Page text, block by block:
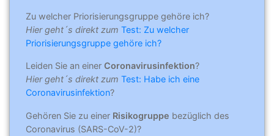
Zu welcher Priorisierungsgruppe gehöre ich?
Hier geht´s direkt zum Test: Zu welcher
Priorisierungsgruppe gehöre ich?
Leiden Sie an einer Coronavirusinfektion?
Hier geht´s direkt zum Test: Habe ich eine
Coronavirusinfektion?
Gehören Sie zu einer Risikogruppe bezüglich des
Coronavirus (SARS-CoV-2)?